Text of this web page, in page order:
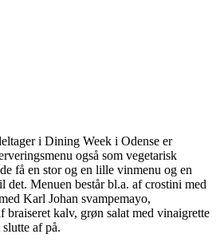
i Dining Week i Odense er
også som vegetarisk
få en stor og en lille vinmenu og en
Menuen består bl.a. af crostini med
Karl Johan svampemayo,
braiseret kalv, grøn salat med vinaigrette
af på.